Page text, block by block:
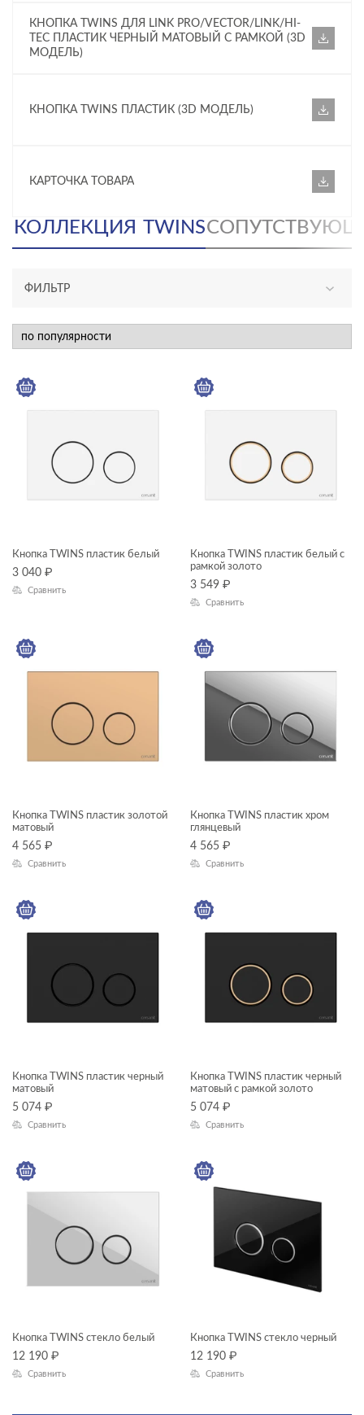
КНОПКА TWINS ДЛЯ LINK PRO/VECTOR/LINK/HI-
TEC ПЛАСТИК ЧЕРНЫЙ МАТОВЫЙ С РАМКОЙ (3D
МОДЕЛЬ)
КНОПКА TWINS ПЛАСТИК (3D МОДЕЛЬ)
КАРТОЧКА ТОВАРА
КОЛЛЕКЦИЯ TWINS
ФИЛЬТР
инсталляции и комплекты
ТИП ПРОДУКТА
ЦЕНА, ₽
ГАБАРИТЫ
Глубина, см
ЦВЕТ
КОЛЛЕКЦИЯ
Кнопка TWINS пластик белый
3 040 ₽
Сравнить
Кнопка TWINS пластик белый с
рамкой золото
3 549 ₽
Сравнить
Кнопка TWINS пластик золотой
матовый
4 565 ₽
Сравнить
Кнопка TWINS пластик хром
глянцевый
4 565 ₽
Сравнить
Кнопка TWINS пластик черный
матовый
5 074 ₽
Сравнить
Кнопка TWINS пластик черный
матовый с рамкой золото
5 074 ₽
Сравнить
Кнопка TWINS стекло белый
12 190 ₽
Сравнить
Кнопка TWINS стекло черный
12 190 ₽
Сравнить